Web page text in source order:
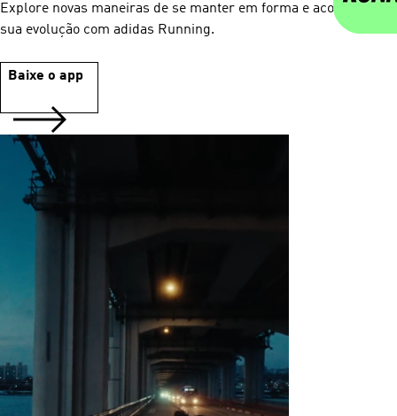
Explore novas maneiras de se manter em forma e acompanhar
sua evolução com adidas Running.
Baixe o app